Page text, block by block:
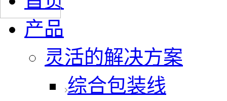
产品
灵活的解决方案
综合包装线